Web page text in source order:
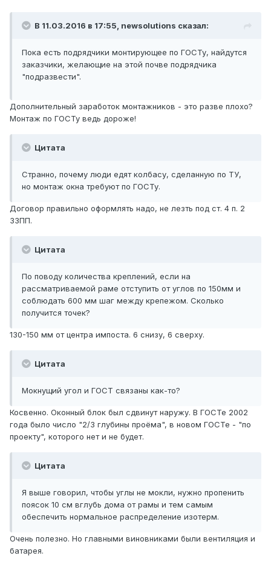
В 11.03.2016 в 17:55, newsolutions сказал:
Пока есть подрядчики монтирующее по ГОСТу, найдутся
заказчики, желающие на этой почве подрядчика
"подразвести".
Дополнительный заработок монтажников - это разве плохо?
Монтаж по ГОСТу ведь дороже!
Цитата
Странно, почему люди едят колбасу, сделанную по ТУ,
но монтаж окна требуют по ГОСТу.
Договор правильно оформлять надо, не лезть под ст. 4 п. 2
ЗЗПП.
Цитата
По поводу количества креплений, если на
рассматриваемой раме отступить от углов по 150мм и
соблюдать 600 мм шаг между крепежом. Сколько
получится точек?
130-150 мм от центра импоста. 6 снизу, 6 сверху.
Цитата
Мокнущий угол и ГОСТ связаны как-то?
Косвенно. Оконный блок был сдвинут наружу. В ГОСТе 2002
года было число "2/3 глубины проёма", в новом ГОСТе - "по
проекту", которого нет и не будет.
Цитата
Я выше говорил, чтобы углы не мокли, нужно пропенить
поясок 10 см вглубь дома от рамы и тем самым
обеспечить нормальное распределение изотерм.
Очень полезно. Но главными виновниками были вентиляция и
батарея.